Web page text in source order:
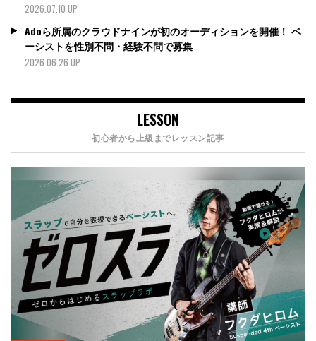
2026.07.10 UP
Adoら所属のクラウドナインが初のオーディションを開催！ ベ
ーシストを性別不問・経験不問で募集
2026.06.26 UP
LESSON
初心者から上級までレッスン記事